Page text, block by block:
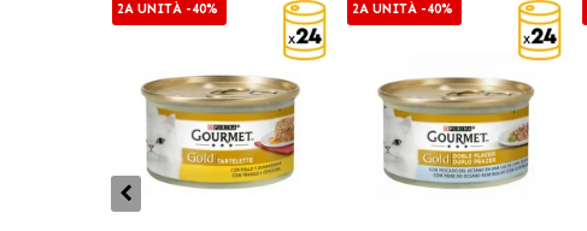
2A UNITÀ -40% 2A UNITÀ -40%